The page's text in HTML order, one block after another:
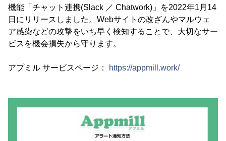
機能「チャット連携(Slack ／ Chatwork)」を2022年1月14
日にリリースしました。Webサイトの改ざんやマルウェ
ア感染などの攻撃をいち早く検知することで、大切なサー
ビスを機会損失から守ります。
アプミル サービスページ： https://appmill.work/